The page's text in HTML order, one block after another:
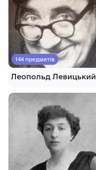
144 предметів
Леопольд Левицький